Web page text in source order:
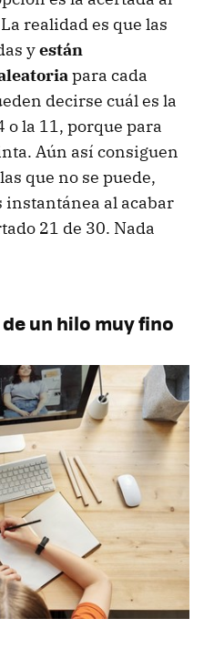
realidad es que las
yestán
para cada
decirse cuál es la
o la 11, porque para
Aún así consiguen
que no se puede,
al acabar
21 de 30. Nada
un hilo muy fino